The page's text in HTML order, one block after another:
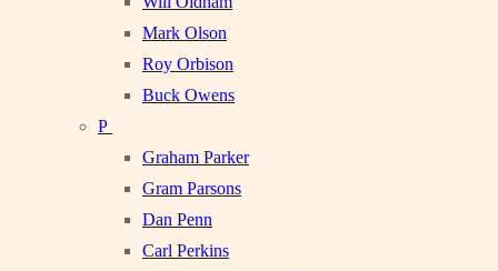
Mark Olson
Roy Orbison
Buck Owens
P
Graham Parker
Gram Parsons
Dan Penn
Carl Perkins